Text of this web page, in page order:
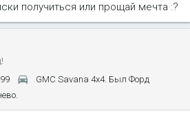
получиться или прощай мечта :?
GMC Savana 4x4. Был Форд